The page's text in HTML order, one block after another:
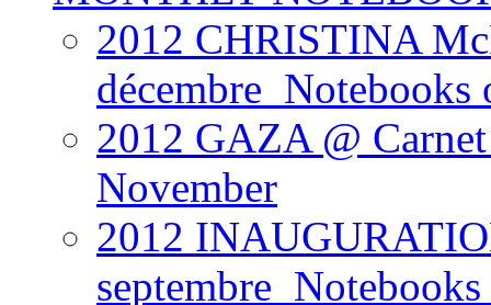
2012 CHRISTINA
décembre_Notebooks
2012 GAZA @
November
2012